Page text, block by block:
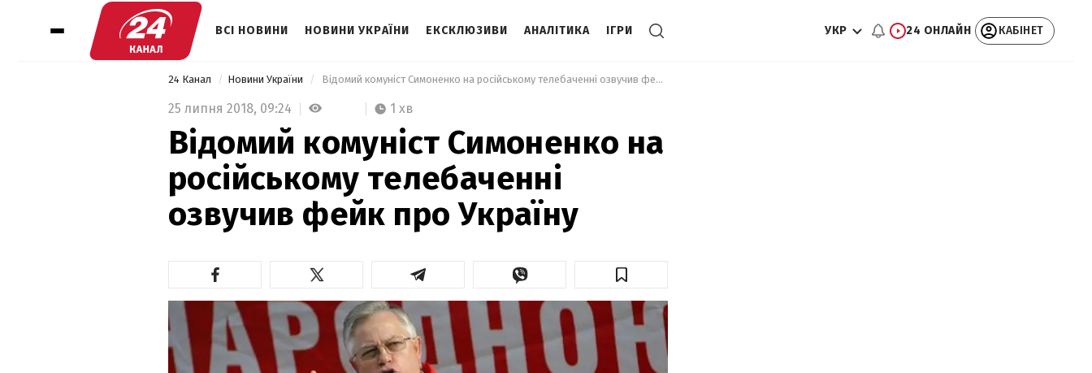
ВСІ НОВИНИ НОВИНИ УКРАЇНИ ЕКСКЛЮЗИВИ АНАЛІТИКА ІГРИ УКР 24 ОНЛАЙН КАБІНЕТ
24 Канал Новини України Відомий комуніст Симоненко на російському телебаченні озвучив фейк про Україну
25 липня 2018, 09:24 1 хв
Відомий комуніст Симоненко на
російському телебаченні
озвучив фейк про Україну